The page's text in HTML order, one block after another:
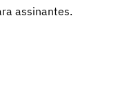
assinantes.